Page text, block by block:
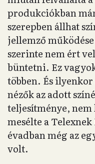
produkciókban
szerepben állhat
jellemző
szerinte nem ért
büntetni. Ez
többen. És
nézők az adott
teljesítménye, nem
mesélte a
évadban még az
volt.